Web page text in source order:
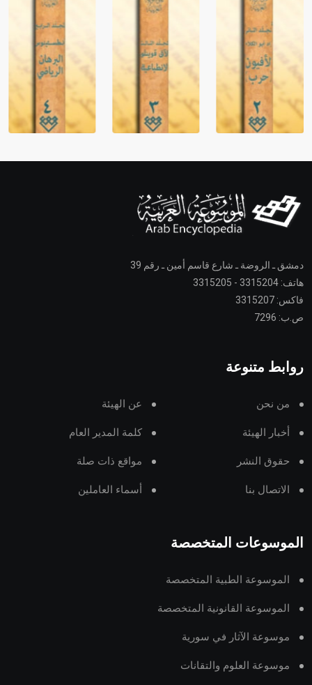
دمشق ـ الروضة ـ شارع قاسم أمين ـ رقم 39
هاتف: 3315204 - 3315205
فاكس: 3315207
ص.ب: 7296
روابط متنوعة
من نحن عن الهيئة
أخبار الهيئة كلمة المدير العام
حقوق النشر مواقع ذات صلة
الاتصال بنا أسماء العاملين
الموسوعات المتخصصة
الموسوعة الطبية المتخصصة
الموسوعة القانونية المتخصصة
موسوعة الآثار في سورية
موسوعة العلوم والتقانات